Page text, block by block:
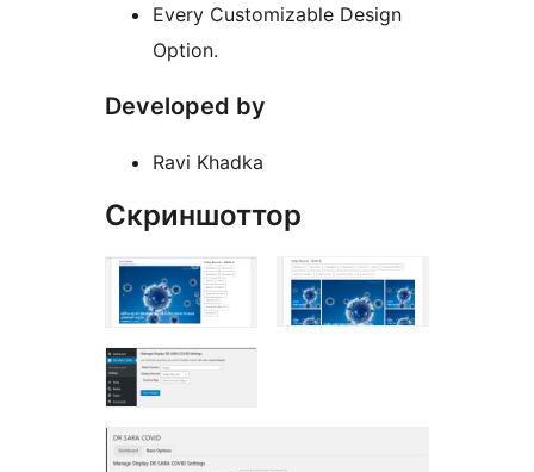
Every Customizable Design
Option.
Developed by
Ravi Khadka
Скриншоттор